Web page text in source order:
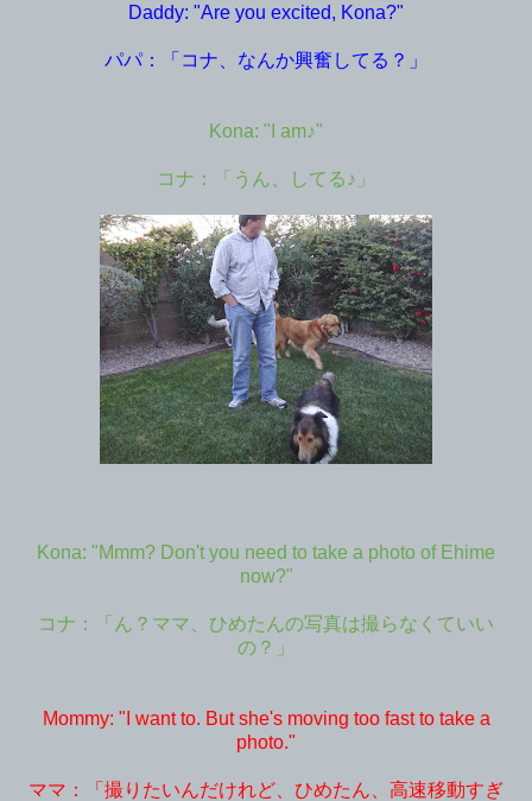
Daddy: "Are you excited, Kona?"
パパ：「コナ、なんか興奮してる？」
Kona: "I am♪"
コナ：「うん、してる♪」
Kona: "Mmm? Don't you need to take a photo of Ehime
now?"
コナ：「ん？ママ、ひめたんの写真は撮らなくていい
の？」
Mommy: "I want to. But she's moving too fast to take a
photo."
ママ：「撮りたいんだけれど、ひめたん、高速移動すぎ